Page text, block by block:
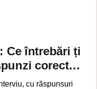
Ce întrebări ți
corect
cu răspunsuri